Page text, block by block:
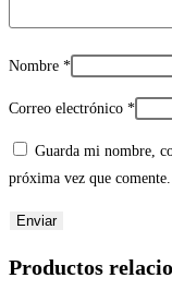
Nombre *
Correo electrónico *
Guarda mi nombre,
próxima vez que comente.
Productos